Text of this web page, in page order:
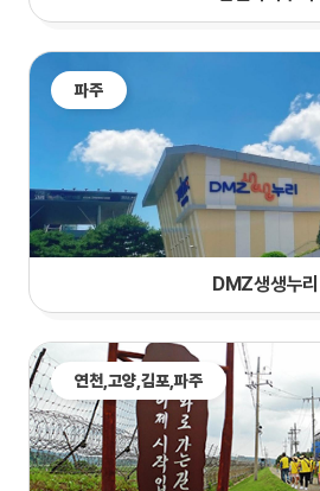
파주
DMZ생생누리
연천, 고양 ,김포,파주